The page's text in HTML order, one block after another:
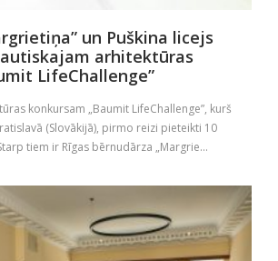
un Puškina licejs
arhitektūras
LifeChallenge”
konkursam „Baumit LifeChallenge”, kurš
(Slovākijā), pirmo reizi pieteikti 10
tiem ir Rīgas bērnudārza „Margrie...